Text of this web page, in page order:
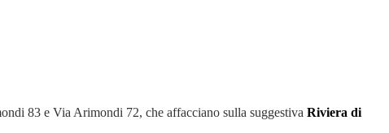
83 e Via Arimondi 72, che affacciano sulla suggestiva Riviera di